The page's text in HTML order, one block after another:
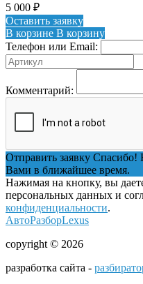
5 000 ₽
Оставить заявку
В корзине В корзину
Телефон или Email:
Комментарий:
Отправить заявку Спасибо!
Вами в ближайшее время.
Нажимая на кнопку, вы
персональных данных и
конфиденциальности.
АвтоРазборLexus
copyright © 2026
разработка сайта -